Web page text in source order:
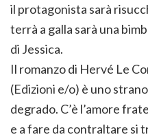
il protagonista sarà
terrà a galla sarà una
di Jessica.
Il romanzo di Hervé Le
(Edizioni e/o) è uno
degrado. C’è l’amore
e a fare da contraltare si